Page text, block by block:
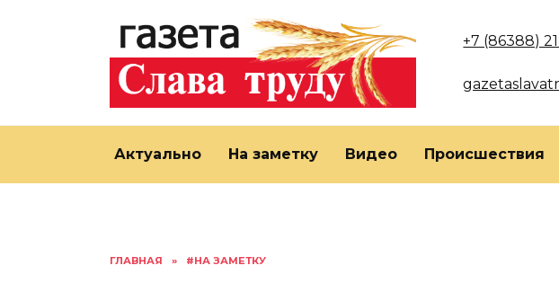
+7 (86388)
Актуально На заметку Видео Происшествия
ГЛАВНАЯ » #НА ЗАМЕТКУ